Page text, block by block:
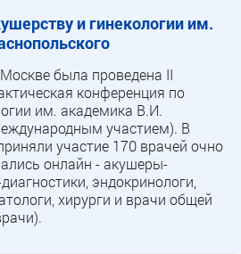
и гинекологии им.
была проведена II
конференция по
им. академика В.И.
участием). В
участие 170 врачей очно
онлайн - акушеры-
эндокринологи,
хирурги и врачи общей